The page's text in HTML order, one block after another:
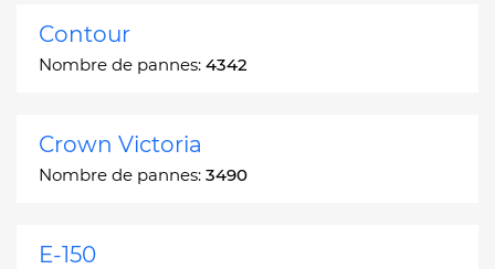
Contour
Nombre de pannes: 4342
Crown Victoria
Nombre de pannes: 3490
E-150